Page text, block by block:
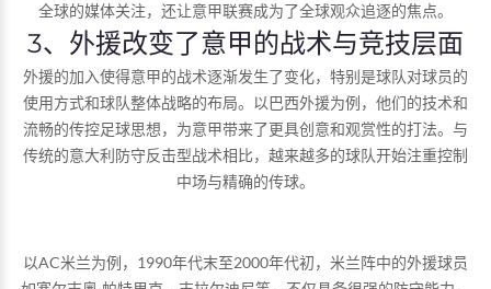
全球的媒体关注，还让意甲联赛成为了全球观众追逐的焦点。
3、外援改变了意甲的战术与竞技层面
外援的加入使得意甲的战术逐渐发生了变化，特别是球队对球员的
使用方式和球队整体战略的布局。以巴西外援为例，他们的技术和
流畅的传控足球思想，为意甲带来了更具创意和观赏性的打法。与
传统的意大利防守反击型战术相比，越来越多的球队开始注重控制
中场与精确的传球。
以AC米兰为例，1990年代末至2000年代初，米兰阵中的外援球员